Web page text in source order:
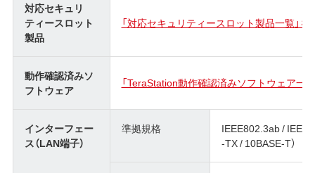
対応セキュリ
ティースロット
製品
「対応セキュリティースロット製品一覧」を
動作確認済みソ
フトウェア
「TeraStation動作確認済みソフトウェア一
インターフェー
ス（LAN端子）
準拠規格
IEEE802.3ab /
-TX / 10BASE-T）